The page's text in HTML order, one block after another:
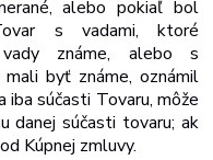
alebo pokiaľ bol
s vadami, ktoré
známe, alebo s
byť známe, oznámil
súčasti Tovaru, môže
danej súčasti tovaru; ak
Kúpnej zmluvy.